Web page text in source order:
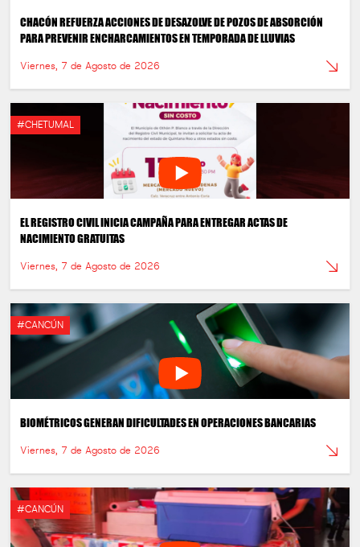
CHACÓN REFUERZA ACCIONES DE DESAZOLVE DE POZOS DE ABSORCIÓN
PARA PREVENIR ENCHARCAMIENTOS EN TEMPORADA DE LLUVIAS
Viernes, 7 de Agosto de 2026
#CHETUMAL
EL REGISTRO CIVIL INICIA CAMPAÑA PARA ENTREGAR ACTAS DE
NACIMIENTO GRATUITAS
Viernes, 7 de Agosto de 2026
#CANCÚN
BIOMÉTRICOS GENERAN DIFICULTADES EN OPERACIONES BANCARIAS
Viernes, 7 de Agosto de 2026
#CANCÚN